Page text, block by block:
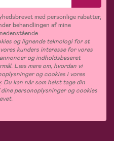
med personlige rabatter,
behandlingen af mine
og lignende teknologi for at
kunders interesse for vores
og indholdsbaseret
Læs mere om, hvordan vi
og cookies i vores
. Du kan når som helst tage din
personoplysninger og cookies